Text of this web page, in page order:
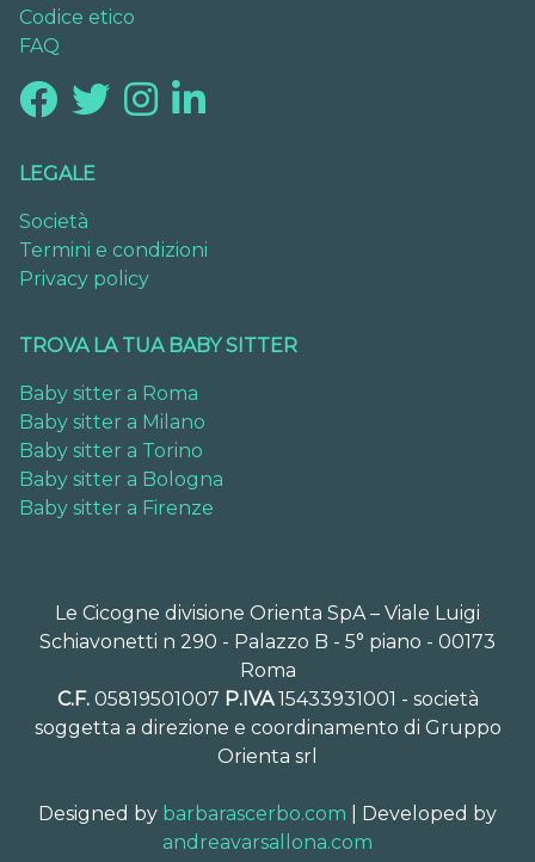
Codice etico
FAQ
LEGALE
Società
Termini e condizioni
Privacy policy
TROVA LA TUA BABY SITTER
Baby sitter a Roma
Baby sitter a Milano
Baby sitter a Torino
Baby sitter a Bologna
Baby sitter a Firenze
Le Cicogne divisione Orienta SpA – Viale Luigi
Schiavonetti n 290 - Palazzo B - 5° piano - 00173
Roma
C.F.05819501007 P.IVA15433931001 - società
soggetta a direzione e coordinamento di Gruppo
Orienta srl
Designed by barbarascerbo.com | Developed by
andreavarsallona.com